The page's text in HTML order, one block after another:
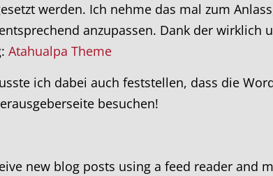
werden. Ich nehme das mal zum
anzupassen. Dank der
Atahualpa Theme
ich dabei auch feststellen, dass die
besuchen!
new blog posts using a feed reader and